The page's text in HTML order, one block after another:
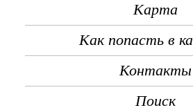
Карта
Как попасть в
Контакты
Поиск